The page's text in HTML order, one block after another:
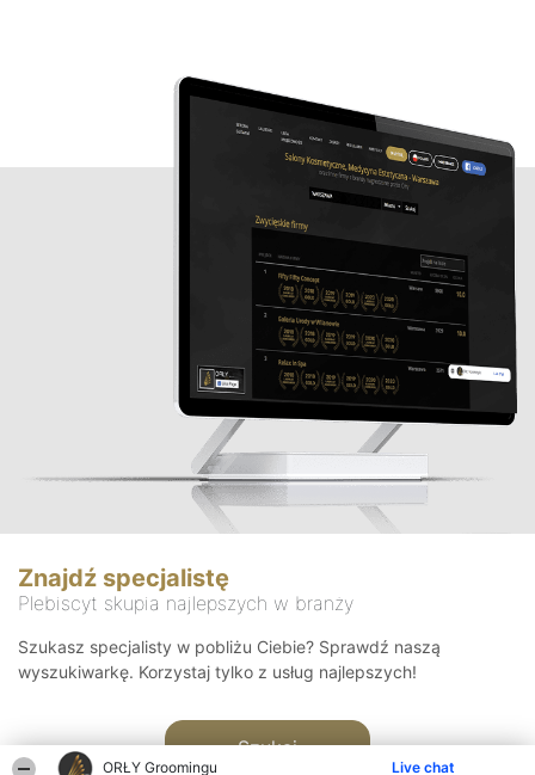
ORŁY Groomingu Live chat
Znajdź specjalistę
Plebiscyt skupia najlepszych w branży
Szukasz specjalisty w pobliżu Ciebie? Sprawdź naszą
wyszukiwarkę. Korzystaj tylko z usług najlepszych!
Szukaj